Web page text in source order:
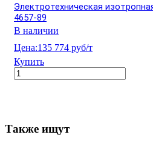
Электротехническая
4657-89
В наличии
Цена:135 774 руб/т
Купить
Также ищут